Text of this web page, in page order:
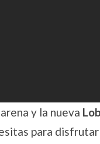
y la nueva
para disfrutar